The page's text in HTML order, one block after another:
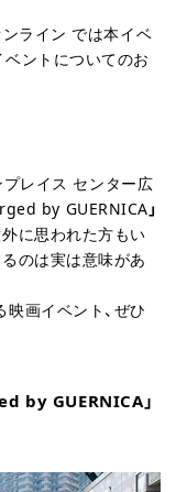
ライン では本イベ
ントについてのお
レイス センター広
by GUERNICA 」
に思われた方もい
のは実は意味があ
画イベント、ぜひ
by GUERNICA」